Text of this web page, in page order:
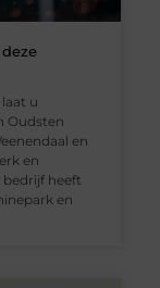
u
Oudsten
en
en
heeft
en